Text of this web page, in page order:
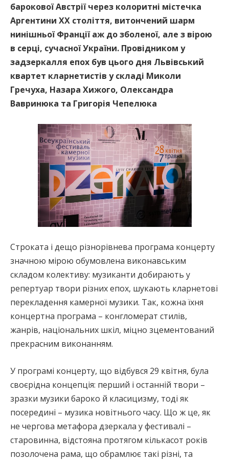
барокової Австрії через колоритні містечка
Аргентини ХХ століття, витончений шарм
нинішньої Франції аж до зболеної, але з вірою
в серці, сучасної України. Провідником у
задзеркалля епох був цього дня Львівський
квартет кларнетистів у складі Миколи
Гречуха, Назара Хижого, Олександра
Вавринюка та Григорія Чепелюка
Строката і дещо різнорівнева програма концерту
значною мірою обумовлена виконавським
складом колективу: музиканти добирають у
репертуар твори різних епох, шукають кларнетові
перекладення камерної музики. Так, кожна їхня
концертна програма – конгломерат стилів,
жанрів, національних шкіл, міцно зцементований
прекрасним виконанням.
У програмі концерту, що відбувся 29 квітня, була
своєрідна концепція: перший і останній твори –
зразки музики бароко й класицизму, тоді як
посередині – музика новітнього часу. Що ж це, як
не чергова метафора дзеркала у фестивалі –
старовинна, відстояна протягом кількасот років
позолочена рама, що обрамлює такі різні, та